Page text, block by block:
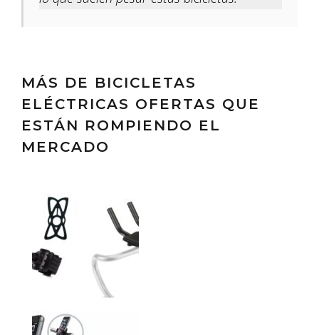
MÁS DE BICICLETAS
ELÉCTRICAS OFERTAS QUE
ESTÁN ROMPIENDO EL
MERCADO